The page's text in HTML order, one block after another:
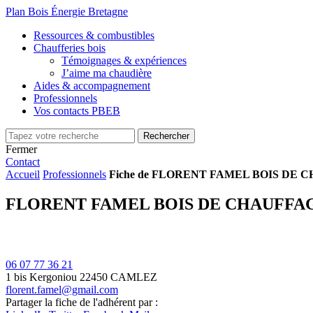
Plan Bois Énergie Bretagne
Ressources & combustibles
Chaufferies bois
Témoignages & expériences
J’aime ma chaudière
Aides & accompagnement
Professionnels
Vos contacts PBEB
Fermer
Contact
Accueil Professionnels Fiche de FLORENT FAMEL BOIS DE
FLORENT FAMEL BOIS DE
06 07 77 36 21
1 bis Kergoniou 22450 CAMLEZ
florent.famel@gmail.com
Partager la fiche de l'adhérent par :